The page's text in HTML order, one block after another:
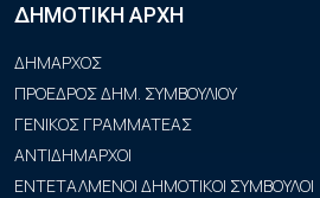
ΔΗΜΟΤΙΚΗ ΑΡΧΗ
ΔΗΜΑΡΧΟΣ
ΠΡΟΕΔΡΟΣ ΔΗΜ. ΣΥΜΒΟΥΛΙΟΥ
ΓΕΝΙΚΟΣ ΓΡΑΜΜΑΤΕΑΣ
ΑΝΤΙΔΗΜΑΡΧΟΙ
ΕΝΤΕΤΑΛΜΕΝΟΙ ΔΗΜΟΤΙΚΟΙ ΣΥΜΒΟΥΛΟΙ